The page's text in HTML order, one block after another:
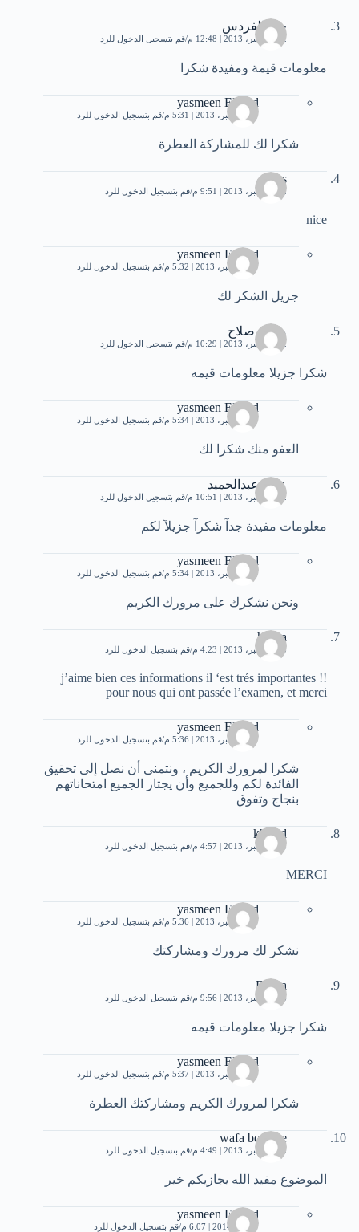
جنه الفردس
22 ديسمبر، 2013 | 12:48 م قم بتسجيل الدخول للرد
معلومات قيمة ومفيدة شكرا
yasmeen Elsayd
27 ديسمبر، 2013 | 5:31 م قم بتسجيل الدخول للرد
شكرا لك للمشاركة العطرة
ilias
22 ديسمبر، 2013 | 9:51 م قم بتسجيل الدخول للرد
nice
yasmeen Elsayd
27 ديسمبر، 2013 | 5:32 م قم بتسجيل الدخول للرد
جزيل الشكر لك
محمد صلاح
22 ديسمبر، 2013 | 10:29 م قم بتسجيل الدخول للرد
شكرا جزيلا معلومات قيمه
yasmeen Elsayd
27 ديسمبر، 2013 | 5:34 م قم بتسجيل الدخول للرد
العفو منك شكرا لك
عماد عبدالحميد
22 ديسمبر، 2013 | 10:51 م قم بتسجيل الدخول للرد
معلومات مفيدة جدآ شكرآ جزيلآ لكم
yasmeen Elsayd
27 ديسمبر، 2013 | 5:34 م قم بتسجيل الدخول للرد
ونحن نشكرك على مرورك الكريم
hosna
25 ديسمبر، 2013 | 4:23 م قم بتسجيل الدخول للرد
!! j’aime bien ces informations il ‘est trés importantes
pour nous qui ont passée l’examen, et merci
yasmeen Elsayd
27 ديسمبر، 2013 | 5:36 م قم بتسجيل الدخول للرد
شكرا لمرورك الكريم ، ونتمنى أن نصل إلى تحقيق
الفائدة لكم وللجميع وأن يجتاز الجميع امتحاناتهم
بنجاج وتفوق
khaled
25 ديسمبر، 2013 | 4:57 م قم بتسجيل الدخول للرد
MERCI
yasmeen Elsayd
27 ديسمبر، 2013 | 5:36 م قم بتسجيل الدخول للرد
نشكر لك مرورك ومشاركتك
Fatma
26 ديسمبر، 2013 | 9:56 م قم بتسجيل الدخول للرد
شكرا جزيلا معلومات قيمه
yasmeen Elsayd
27 ديسمبر، 2013 | 5:37 م قم بتسجيل الدخول للرد
شكرا لمرورك الكريم ومشاركتك العطرة
wafa bonoise
30 ديسمبر، 2013 | 4:49 م قم بتسجيل الدخول للرد
الموضوع مفيد الله يجازيكم خير
yasmeen Elsayd
7 يناير، 2014 | 6:07 م قم بتسجيل الدخول للرد